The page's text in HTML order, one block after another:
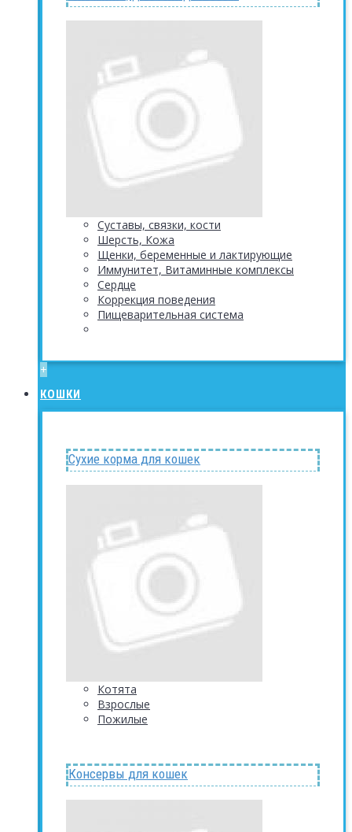
Суставы, связки, кости
Шерсть, Кожа
Щенки, беременные и лактирующие
Иммунитет, Витаминные комплексы
Сердце
Коррекция поведения
Пищеварительная система
+
КОШКИ
Сухие корма для кошек
Котята
Взрослые
Пожилые
Консервы для кошек